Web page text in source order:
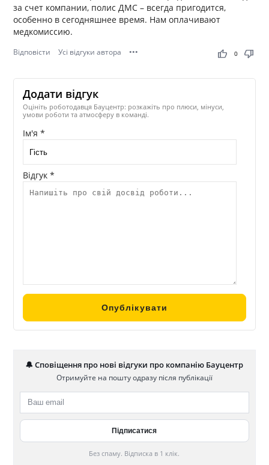
за счет компании, полис ДМС – всегда пригодится,
особенно в сегодняшнее время. Нам оплачивают
медкомиссию.
Відповісти Усі відгуки автора ••• thumb_up thumb_down
0
Додати відгук
Оцініть роботодавця Бауцентр: розкажіть про плюси, мінуси,
умови роботи та атмосферу в команді.
Ім'я *
Відгук *
🔔 Сповіщення про нові відгуки про компанію Бауцентр
Отримуйте на пошту одразу після публікації
Без спаму. Відписка в 1 клік.